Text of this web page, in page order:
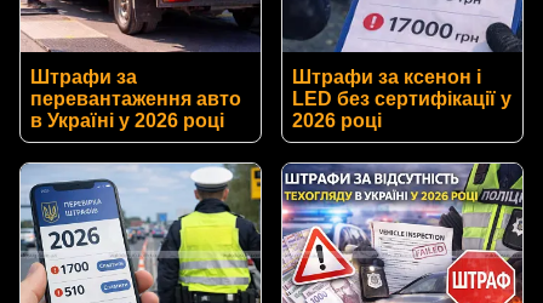
Штрафи за
перевантаження авто
в Україні у 2026 році
Штрафи за ксенон і
LED без сертифікації у
2026 році